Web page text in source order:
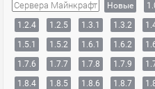
Сервера Майнкрафт Новые
1.2.4
1.2.5 1.3.1 1.3.2
1.5.1
1.5.2 1.6.1 1.6.2
1.7.6
1.7.7 1.7.8 1.7.9
1.8.4
1.8.5 1.8.6 1.8.7